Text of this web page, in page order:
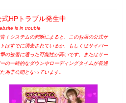
式HPトラブル発生中
is in trouble
！システムの判断によると、このお店の公式サ
はすでに消去されているか、もしくはサイバー
の被害に遭った可能性が高いです。またはサー
の一時的なダウンやローディングタイムが長過
た為非公開となっています。